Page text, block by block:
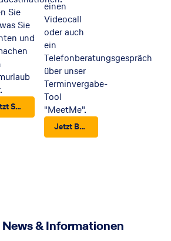
Sie
Sie
und
Jetzt Service entdecken
einen
Videocall
oder auch
ein
Telefonberatungsgespräch
über unser
Terminvergabe-
Tool
"MeetMe".
Jetzt Beratungstermin vereinbaren
& Informationen